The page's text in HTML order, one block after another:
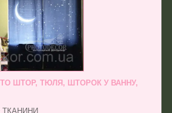
ШТОР, ТЮЛЯ, ШТОРОК У ВАННУ,
ТКАНИНИ